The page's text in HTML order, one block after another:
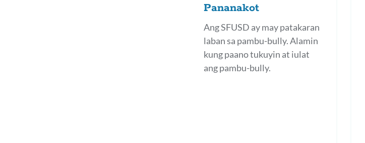
Pananakot
Ang SFUSD ay may patakaran
laban sa pambu-bully. Alamin
kung paano tukuyin at iulat
ang pambu-bully.